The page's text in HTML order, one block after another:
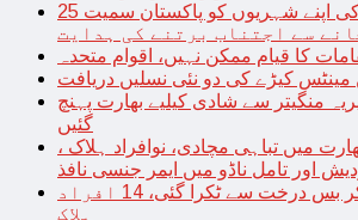
سعودی عرب کی اپنے شہریوں کو پاکستان سمیت 25
سے اجتناب برتنے کی ہدایت
کا قیام ممکن نہیں، اقوام متحدہ
مینٹس کیڑے کی دو نئی نسلیں دریافت
منگیتر سے شادی کیلیے بھارت پہنچ
گئیں
میں تباہی مچادی، نوافراد ہلاک ،
اور تامل ناڈو میں ایمر جنسی نافذ
تھائی لینڈ میں ڈبل ڈیکر بس درخت سے ٹکرا گئی، 14 افراد
ہلاک